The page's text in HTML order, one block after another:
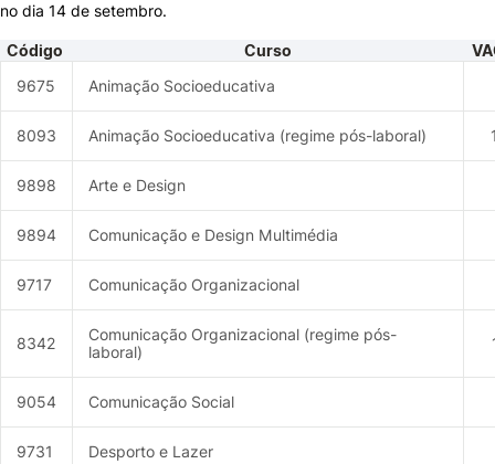
no dia 14 de setembro.
Código Curso
9675
Animação Socioeducativa
8093 Animação Socioeducativa (regime pós-laboral)
9898 Arte e Design
9894 Comunicação e Design Multimédia
9717 Comunicação Organizacional
8342
Comunicação Organizacional (regime pós-
laboral)
9054 Comunicação Social
9731 Desporto e Lazer